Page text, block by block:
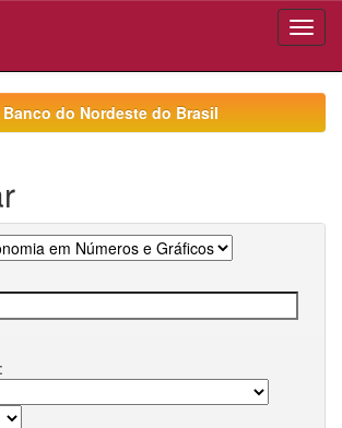
Banco do Nordeste do Brasil